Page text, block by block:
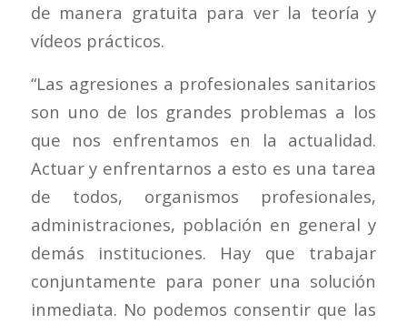
de manera gratuita para ver la teoría y
vídeos prácticos.
“Las agresiones a profesionales sanitarios
son uno de los grandes problemas a los
que nos enfrentamos en la actualidad.
Actuar y enfrentarnos a esto es una tarea
de todos, organismos profesionales,
administraciones, población en general y
demás instituciones. Hay que trabajar
conjuntamente para poner una solución
inmediata. No podemos consentir que las